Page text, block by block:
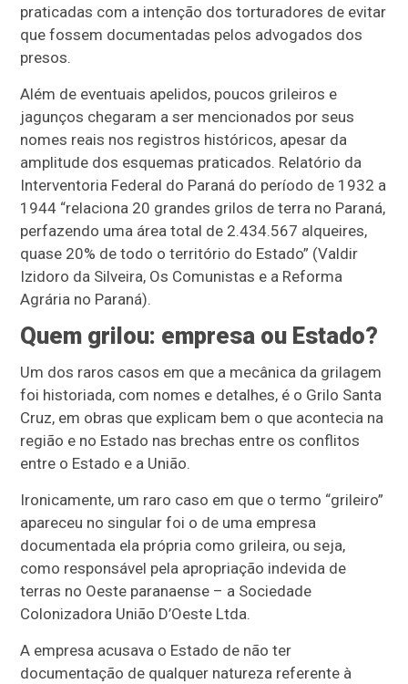
praticadas com a intenção dos torturadores de evitar
que fossem documentadas pelos advogados dos
presos.
Além de eventuais apelidos, poucos grileiros e
jagunços chegaram a ser mencionados por seus
nomes reais nos registros históricos, apesar da
amplitude dos esquemas praticados. Relatório da
Interventoria Federal do Paraná do período de 1932 a
1944 “relaciona 20 grandes grilos de terra no Paraná,
perfazendo uma área total de 2.434.567 alqueires,
quase 20% de todo o território do Estado” (Valdir
Izidoro da Silveira, Os Comunistas e a Reforma
Agrária no Paraná).
Quem grilou: empresa ou Estado?
Um dos raros casos em que a mecânica da grilagem
foi historiada, com nomes e detalhes, é o Grilo Santa
Cruz, em obras que explicam bem o que acontecia na
região e no Estado nas brechas entre os conflitos
entre o Estado e a União.
Ironicamente, um raro caso em que o termo “grileiro”
apareceu no singular foi o de uma empresa
documentada ela própria como grileira, ou seja,
como responsável pela apropriação indevida de
terras no Oeste paranaense – a Sociedade
Colonizadora União D’Oeste Ltda.
A empresa acusava o Estado de não ter
documentação de qualquer natureza referente à